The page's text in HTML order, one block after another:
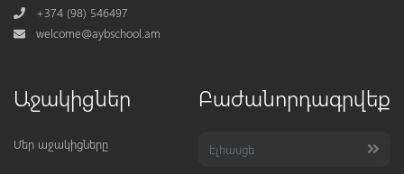
Phone+374 (98) 546497
Mail
welcome@aybschool.am
Աջակիցներ
Մեր աջակիցները
Բաժանորդագրվեք